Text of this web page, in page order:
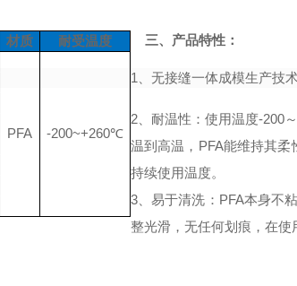
材质
耐受温度
PFA -200~+260℃
三、产品特性：
1、无接缝一体成模生产技
2、耐温性：使用温度-200
温到高温，PFA能维持其
持续使用温度。
3、易于清洗： PFA本身不
整光滑，无任何划痕，在使